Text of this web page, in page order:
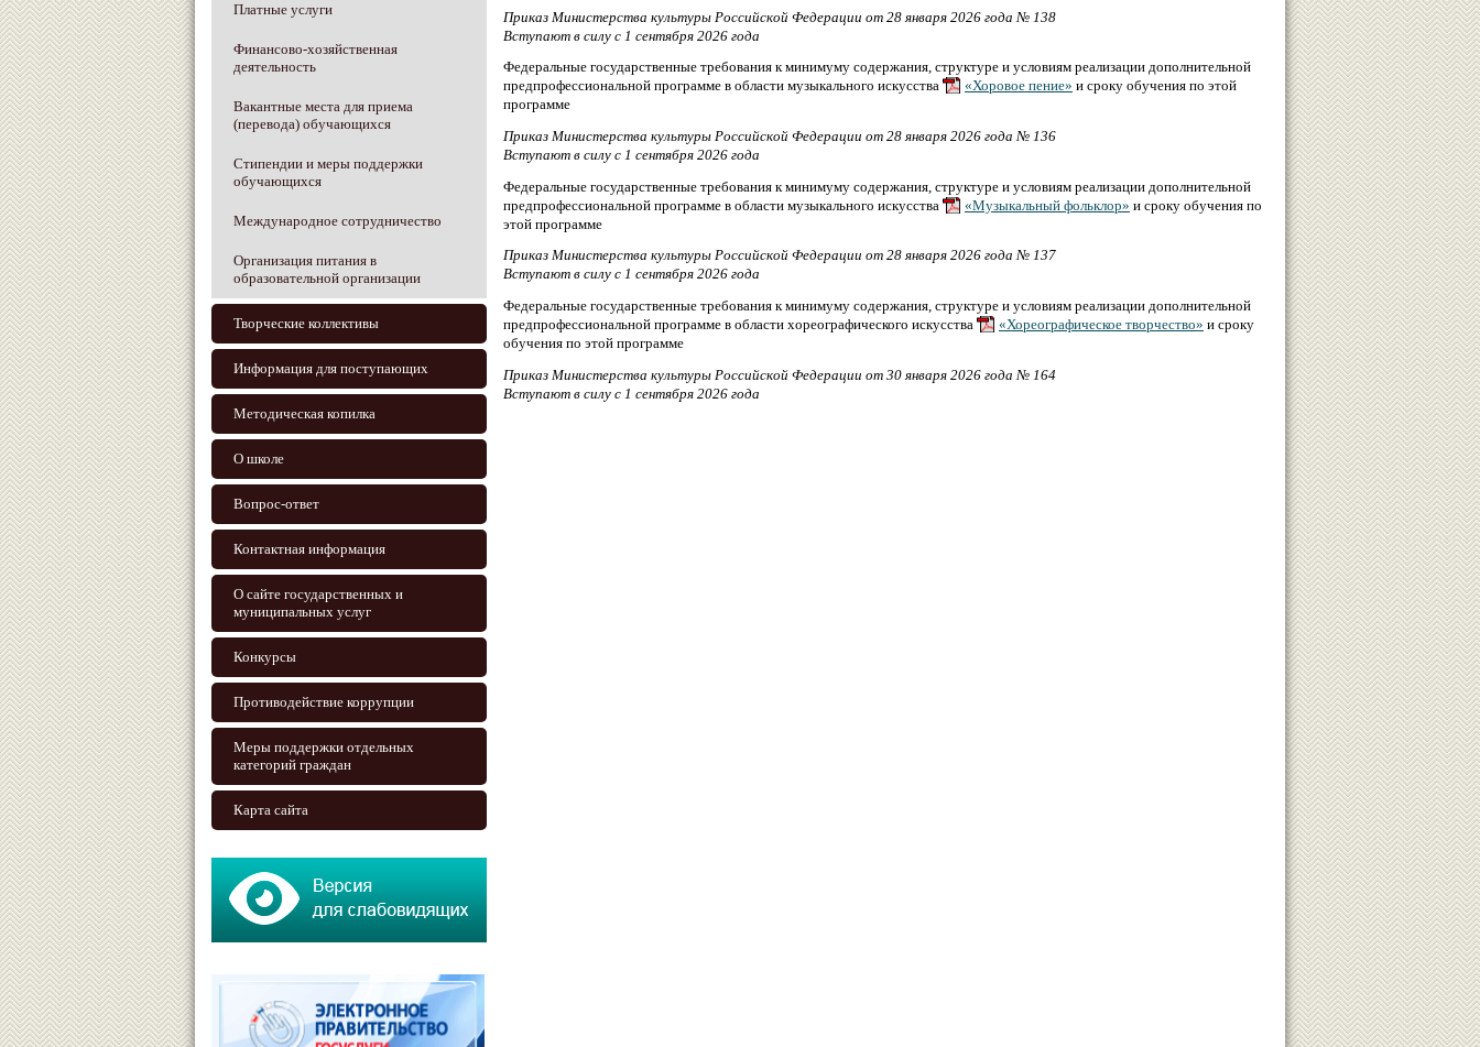
Платные услуги
Финансово-хозяйственная
деятельность
Вакантные места для приема
(перевода) обучающихся
Стипендии и меры поддержки
обучающихся
Международное сотрудничество
Организация питания в
образовательной организации
Творческие коллективы
Информация для поступающих
Методическая копилка
О школе
Вопрос-ответ
Контактная информация
О сайте государственных и
муниципальных услуг
Конкурсы
Противодействие коррупции
Меры поддержки отдельных
категорий граждан
Карта сайта
Приказ Министерства культуры Российской Федерации от 28 января 2026 года № 138
Вступают в силу с 1 сентября 2026 года
Федеральные государственные требования к минимуму содержания, структуре и условиям реализации дополнительной
предпрофессиональной программе в области музыкального искусства
«Хоровое пение» и сроку обучения по этой
программе
Приказ Министерства культуры Российской Федерации от 28 января 2026 года № 136
Вступают в силу с 1 сентября 2026 года
Федеральные государственные требования к минимуму содержания, структуре и условиям реализации дополнительной
предпрофессиональной программе в области музыкального искусства
«Музыкальный фольклор» и сроку обучения по
этой программе
Приказ Министерства культуры Российской Федерации от 28 января 2026 года № 137
Вступают в силу с 1 сентября 2026 года
Федеральные государственные требования к минимуму содержания, структуре и условиям реализации дополнительной
предпрофессиональной программе в области хореографического искусства
«Хореографическое творчество» и сроку
обучения по этой программе
Приказ Министерства культуры Российской Федерации от 30 января 2026 года № 164
Вступают в силу с 1 сентября 2026 года